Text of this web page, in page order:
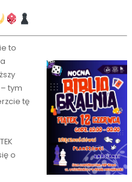
to
tym
tę
o